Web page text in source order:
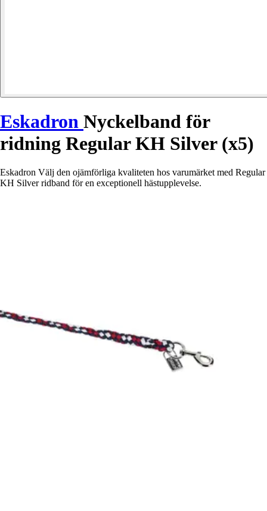
Eskadron Nyckelband för
ridning Regular KH Silver (x5)
Eskadron Välj den ojämförliga kvaliteten hos varumärket med Regular
KH Silver ridband för en exceptionell hästupplevelse.